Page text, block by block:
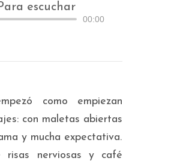
Para escuchar
Reproductor
00:00
como empiezan
con maletas abiertas
y mucha expectativa.
risas nerviosas y café